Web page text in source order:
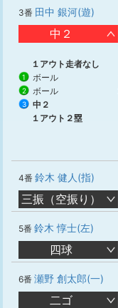
3番 田中 銀河(遊)
中２
１アウト走者なし
1 ボール
2 ボール
3
中２
１アウト２塁
4番 鈴木 健人(指)
三振（空振り）
5番 鈴木 惇士(左)
四球
6番 瀬野 創太郎(一)
二ゴ